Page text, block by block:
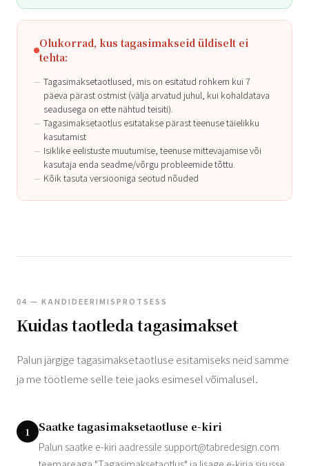
Olukorrad, kus tagasimakseid üldiselt ei
tehta:
Tagasimaksetaotlused, mis on esitatud rohkem kui 7
päeva pärast ostmist (välja arvatud juhul, kui kohaldatava
seadusega on ette nähtud teisiti).
Tagasimaksetaotlus esitatakse pärast teenuse täielikku
kasutamist
Isiklike eelistuste muutumise, teenuse mittevajamise või
kasutaja enda seadme/võrgu probleemide tõttu.
Kõik tasuta versiooniga seotud nõuded
04 — KANDIDEERIMISPROTSESS
Kuidas taotleda tagasimakset
Palun järgige tagasimaksetaotluse esitamiseks neid samme
ja me töötleme selle teie jaoks esimesel võimalusel.
1 Saatke tagasimaksetaotluse e-kiri
Palun saatke e-kiri aadressile support@tabredesign.com